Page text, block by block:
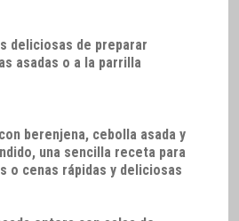
deliciosas de preparar
asadas o a la parrilla
berenjena, cebolla asada y
una sencilla receta para
o cenas rápidas y deliciosas